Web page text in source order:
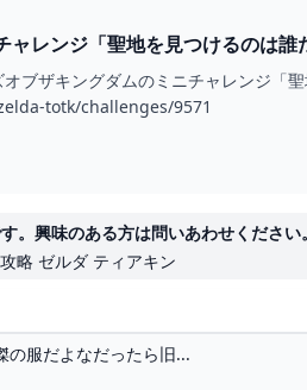
ャレンジ「聖地を見つけるのは
ブザキングダムのミニチャレンジ「
totk/challenges/9571
興味のある方は問いあわせくださ
略 ゼルダ ティアキン
服だよなだったら旧...